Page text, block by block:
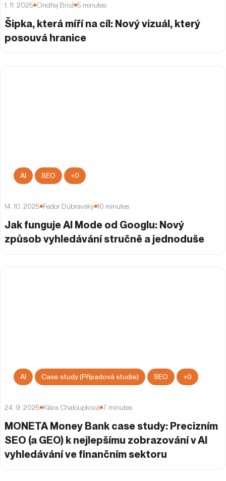
1. 11. 2025 Ondřej Brož 5 minutes
Šipka, která míří na cíl: Nový vizuál, který
posouvá hranice
14. 10. 2025 Fedor Dúbravský 10 minutes
Jak funguje AI Mode od Googlu: Nový
způsob vyhledávání stručně a jednoduše
AI SEO +0
24. 9. 2025 Klára Chaloupková 7 minutes
MONETA Money Bank case study: Precizním
SEO (a GEO) k nejlepšímu zobrazování v AI
vyhledávání ve finančním sektoru
AI Case study (Případová studie) SEO +0